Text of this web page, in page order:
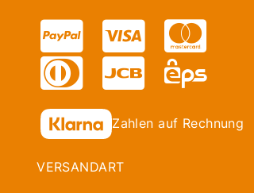
Zahlen auf Rechnung
VERSANDART